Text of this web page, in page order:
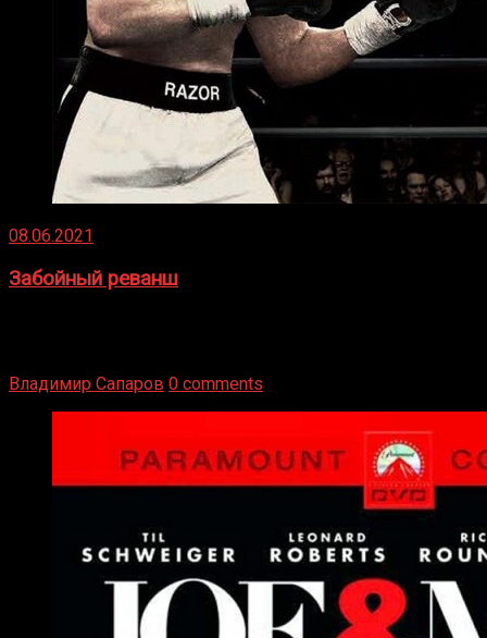
08.06.2021
Забойный реванш
Владимир Сапаров 0 comments